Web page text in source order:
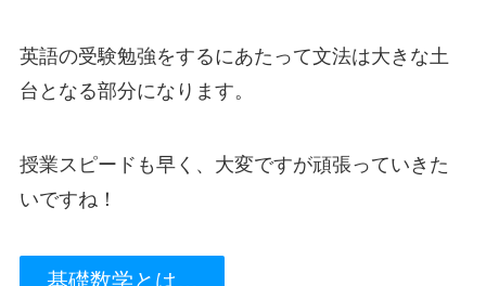
英語の受験勉強をするにあたって文法は大きな土
台となる部分になります。
授業スピードも早く、大変ですが頑張っていきた
いですね！
基礎数学とは…